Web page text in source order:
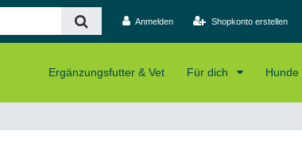
Anmelden Shopkonto erstellen
Ergänzungsfutter & Vet Für dich Hunde